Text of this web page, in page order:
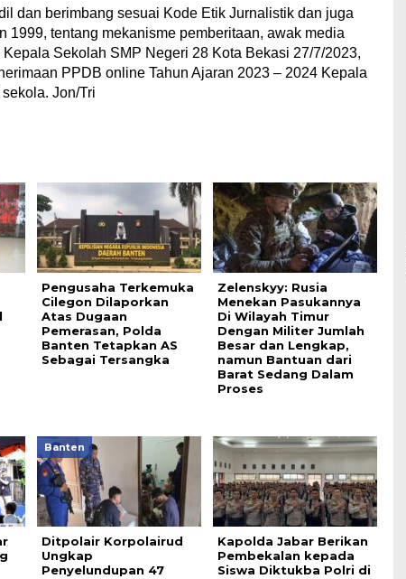
dan berimbang sesuai Kode Etik Jurnalistik dan juga
1999, tentang mekanisme pemberitaan, awak media
Sekolah SMP Negeri 28 Kota Bekasi 27/7/2023,
PPDB online Tahun Ajaran 2023 – 2024 Kepala
Jon/Tri
Pengusaha Terkemuka
Cilegon Dilaporkan
Atas Dugaan
Pemerasan, Polda
Banten Tetapkan AS
Sebagai Tersangka
Zelenskyy: Rusia
Menekan Pasukannya
Di Wilayah Timur
Dengan Militer Jumlah
Besar dan Lengkap,
namun Bantuan dari
Barat Sedang Dalam
Proses
Banten
Ditpolair Korpolairud
Ungkap
Penyelundupan 47
Kapolda Jabar Berikan
Pembekalan kepada
Siswa Diktukba Polri di